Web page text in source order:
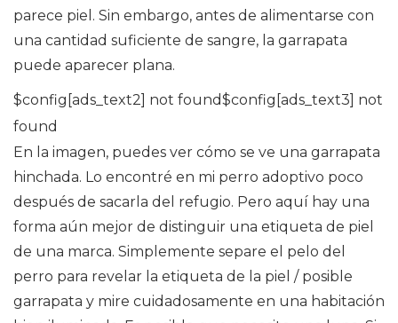
parece piel. Sin embargo, antes de alimentarse con
una cantidad suficiente de sangre, la garrapata
puede aparecer plana.
$config[ads_text2] not found$config[ads_text3] not
found
En la imagen, puedes ver cómo se ve una garrapata
hinchada. Lo encontré en mi perro adoptivo poco
después de sacarla del refugio. Pero aquí hay una
forma aún mejor de distinguir una etiqueta de piel
de una marca. Simplemente separe el pelo del
perro para revelar la etiqueta de la piel / posible
garrapata y mire cuidadosamente en una habitación